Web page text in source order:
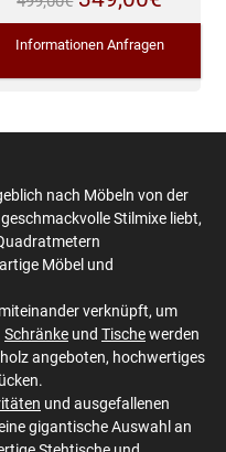
Preis
Preis
Informationen Anfragen
nach Möbeln von der
Stilmixe liebt,
Möbel und
verknüpft, um
Schränke und Tischewerden
angeboten, hochwertiges
und ausgefallenen
gigantische Auswahl an